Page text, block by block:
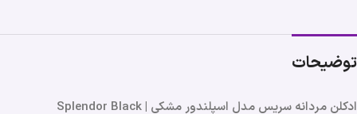
توضیحات
ادکلن مردانه سریس مدل اسپلندور مشکی | Splendor Black